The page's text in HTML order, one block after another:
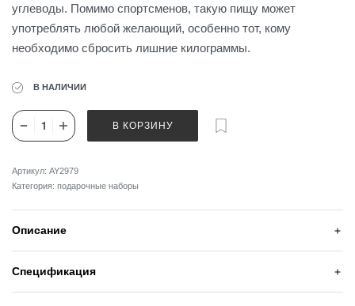
углеводы. Помимо спортсменов, такую пищу может
употреблять любой желающий, особенно тот, кому
необходимо сбросить лишние килограммы.
В НАЛИЧИИ
В КОРЗИНУ
Артикул: AY2979
Категория: подарочные наборы
Описание
Спецификация